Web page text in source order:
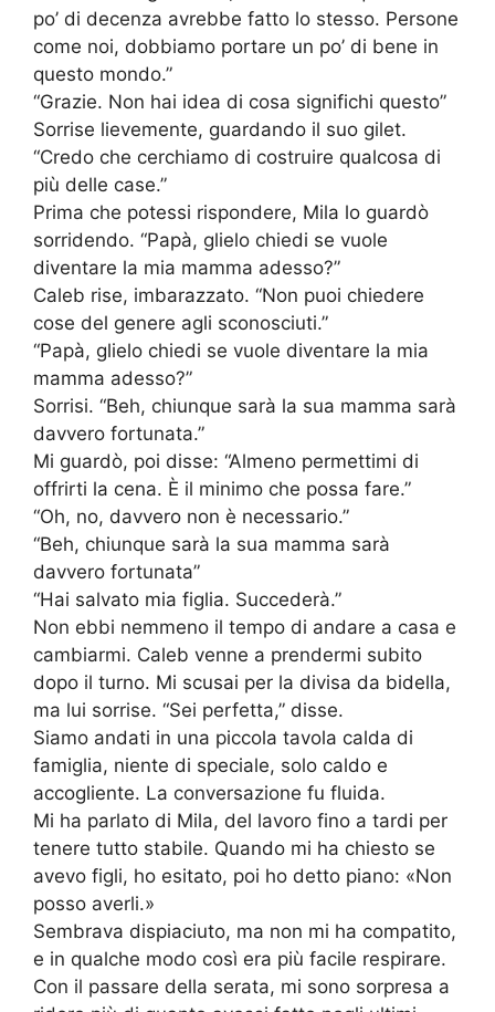
po’ di decenza avrebbe fatto lo stesso. Persone
come noi, dobbiamo portare un po’ di bene in
questo mondo.”
“Grazie. Non hai idea di cosa significhi questo”
Sorrise lievemente, guardando il suo gilet.
“Credo che cerchiamo di costruire qualcosa di
più delle case.”
Prima che potessi rispondere, Mila lo guardò
sorridendo. “Papà, glielo chiedi se vuole
diventare la mia mamma adesso?”
Caleb rise, imbarazzato. “Non puoi chiedere
cose del genere agli sconosciuti.”
“Papà, glielo chiedi se vuole diventare la mia
mamma adesso?”
Sorrisi. “Beh, chiunque sarà la sua mamma sarà
davvero fortunata.”
Mi guardò, poi disse: “Almeno permettimi di
offrirti la cena. È il minimo che possa fare.”
“Oh, no, davvero non è necessario.”
“Beh, chiunque sarà la sua mamma sarà
davvero fortunata”
“Hai salvato mia figlia. Succederà.”
Non ebbi nemmeno il tempo di andare a casa e
cambiarmi. Caleb venne a prendermi subito
dopo il turno. Mi scusai per la divisa da bidella,
ma lui sorrise. “Sei perfetta,” disse.
Siamo andati in una piccola tavola calda di
famiglia, niente di speciale, solo caldo e
accogliente. La conversazione fu fluida.
Mi ha parlato di Mila, del lavoro fino a tardi per
tenere tutto stabile. Quando mi ha chiesto se
avevo figli, ho esitato, poi ho detto piano: «Non
posso averli.»
Sembrava dispiaciuto, ma non mi ha compatito,
e in qualche modo così era più facile respirare.
Con il passare della serata, mi sono sorpresa a